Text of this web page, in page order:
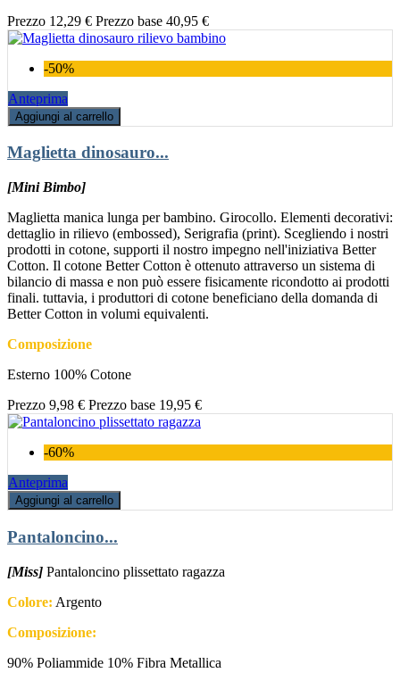
Prezzo 12,29 € Prezzo base 40,95 €
-50%
Anteprima
Aggiungi al carrello
Maglietta dinosauro...
[Mini Bimbo]
Maglietta manica lunga per bambino. Girocollo. Elementi decorativi:
dettaglio in rilievo (embossed), Serigrafia (print). Scegliendo i nostri
prodotti in cotone, supporti il nostro impegno nell'iniziativa Better
Cotton. Il cotone Better Cotton è ottenuto attraverso un sistema di
bilancio di massa e non può essere fisicamente ricondotto ai prodotti
finali. tuttavia, i produttori di cotone beneficiano della domanda di
Better Cotton in volumi equivalenti.
Composizione
Esterno 100% Cotone
Prezzo 9,98 € Prezzo base 19,95 €
-60%
Anteprima
Aggiungi al carrello
Pantaloncino...
[Miss] Pantaloncino plissettato ragazza
Colore: Argento
Composizione:
90% Poliammide 10% Fibra Metallica